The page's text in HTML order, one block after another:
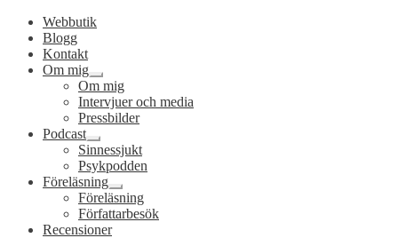
Webbutik
Blogg
Kontakt
Om mig
Expandera
undermeny
Om mig
Intervjuer och media
Pressbilder
Podcast
Expandera
undermeny
Sinnessjukt
Psykpodden
Föreläsning
Expandera
undermeny
Föreläsning
Författarbesök
Recensioner